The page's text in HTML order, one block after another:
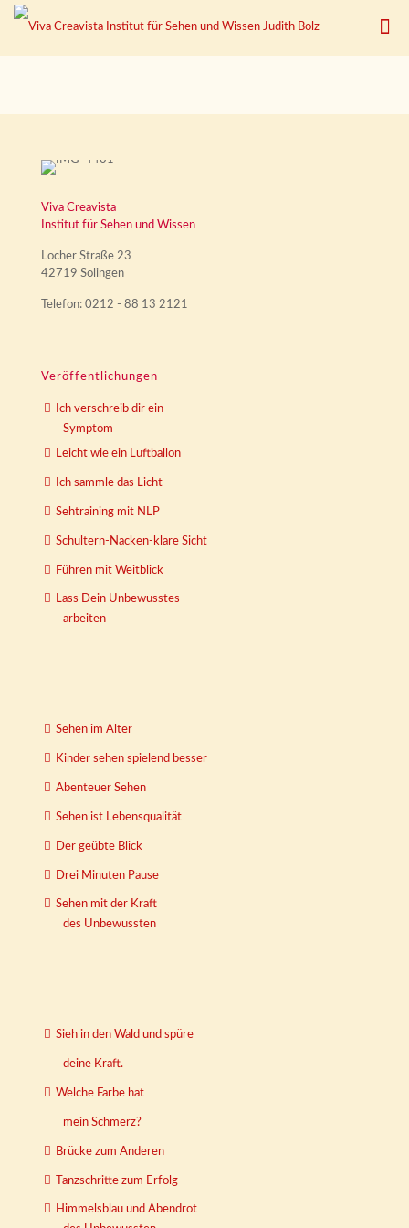
Viva Creavista
Institut für Sehen und Wissen
Locher Straße 23
42719 Solingen
Telefon: 0212 - 88 13 2121
Veröffentlichungen
Ich verschreib dir ein
Symptom
Leicht wie ein Luftballon
Ich sammle das Licht
Sehtraining mit NLP
Schultern-Nacken-klare Sicht
Führen mit Weitblick
Lass Dein Unbewusstes
arbeiten
Sehen im Alter
Kinder sehen spielend besser
Abenteuer Sehen
Sehen ist Lebensqualität
Der geübte Blick
Drei Minuten Pause
Sehen mit der Kraft
des Unbewussten
Sieh in den Wald und spüre
deine Kraft.
Welche Farbe hat
mein Schmerz?
Brücke zum Anderen
Tanzschritte zum Erfolg
Himmelsblau und Abendrot